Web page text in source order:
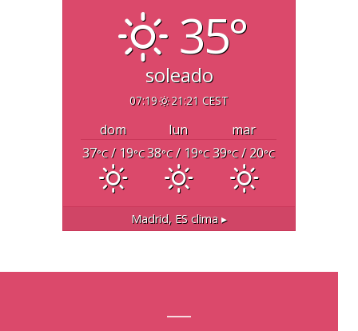
35°
soleado
07:19 21:21 CEST
dom lun
mar
37°C/ 19°C38°C/ 19°C 39°C/ 20°C
Madrid, ES clima ▸